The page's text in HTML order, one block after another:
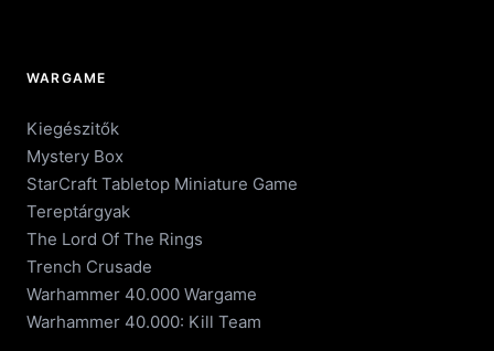
WARGAME
Kiegészitők
Mystery Box
StarCraft Tabletop Miniature Game
Tereptárgyak
The Lord Of The Rings
Trench Crusade
Warhammer 40.000 Wargame
Warhammer 40.000: Kill Team